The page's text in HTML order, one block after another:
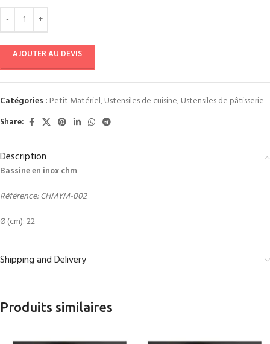
AJOUTER AU DEVIS
Catégories : Petit Matériel,Ustensiles de cuisine,Ustensiles de pâtisserie
Share:
Description
Bassine en inox chm
Référence: CHMYM-002
Ø (cm): 22
Shipping and Delivery
Produits similaires